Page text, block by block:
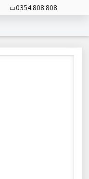
0354.808.808